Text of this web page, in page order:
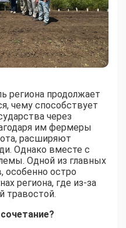
региона продолжает
чему способствует
через
им фермеры
расширяют
Однако вместе с
Одной из главных
особенно остро
региона, где из-за
травостой.